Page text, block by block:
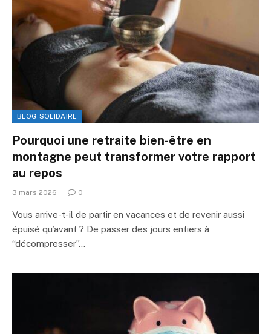
BLOG SOLIDAIRE
Pourquoi une retraite bien-être en
montagne peut transformer votre rapport
au repos
3 mars 2026 0
Vous arrive-t-il de partir en vacances et de revenir aussi
épuisé qu’avant ? De passer des jours entiers à
“décompresser”…